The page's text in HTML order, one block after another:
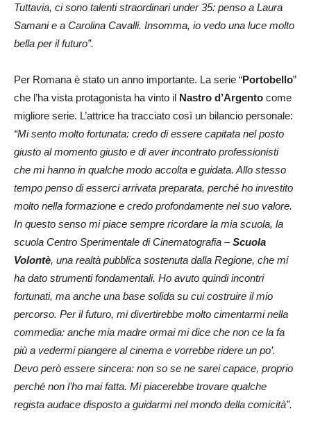
Tuttavia, ci sono talenti straordinari under 35: penso a Laura
Samani e a Carolina Cavalli. Insomma, io vedo una luce molto
bella per il futuro”.
Per Romana è stato un anno importante. La serie “Portobello”
che l’ha vista protagonista ha vinto il Nastro d’Argento come
migliore serie. L’attrice ha tracciato così un bilancio personale:
“Mi sento molto fortunata: credo di essere capitata nel posto
giusto al momento giusto e di aver incontrato professionisti
che mi hanno in qualche modo accolta e guidata. Allo stesso
tempo penso di esserci arrivata preparata, perché ho investito
molto nella formazione e credo profondamente nel suo valore.
In questo senso mi piace sempre ricordare la mia scuola, la
scuola Centro Sperimentale di Cinematografia –Scuola
Volontè, una realtà pubblica sostenuta dalla Regione, che mi
ha dato strumenti fondamentali. Ho avuto quindi incontri
fortunati, ma anche una base solida su cui costruire il mio
percorso. Per il futuro, mi divertirebbe molto cimentarmi nella
commedia: anche mia madre ormai mi dice che non ce la fa
più a vedermi piangere al cinema e vorrebbe ridere un po’.
Devo però essere sincera: non so se ne sarei capace, proprio
perché non l’ho mai fatta. Mi piacerebbe trovare qualche
regista audace disposto a guidarmi nel mondo della comicità”.